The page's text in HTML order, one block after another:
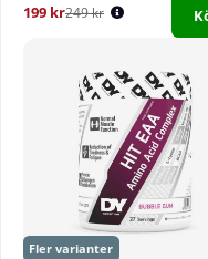
199 kr249 kr